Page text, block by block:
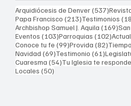
Arquidiócesis de Denver(537)537
Papa Francisco (213)213 entradas
Testimonios
Archbishop Samuel J. Aquila (169)
Eventos (103)103 entradas
Parroquias (102)102
Conoce tu fe (99)99 entradas
Provida (82)82
Navidad (69)69 entradas
Testimonio (61)61
Cuaresma (54)54 entradas
Tu Iglesia te responde
Locales (50)